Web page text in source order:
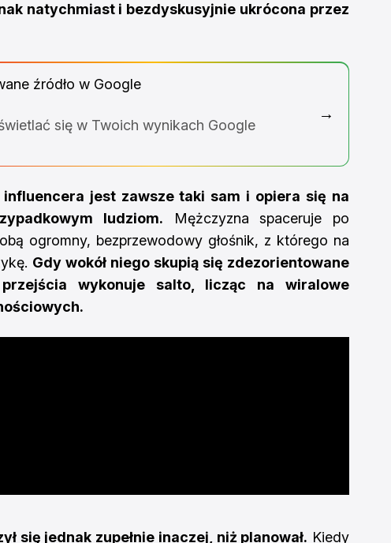
natychmiast i bezdyskusyjnie ukrócona przez
źródło w Google
się w Twoich wynikach Google
→
influencera jest zawsze taki sam i opiera się na
ludziom. Mężczyzna spaceruje po
ogromny, bezprzewodowy głośnik, z którego na
Gdy wokół niego skupią się zdezorientowane
wykonuje salto, licząc na wiralowe
się jednak zupełnie inaczej, niż planował. Kiedy